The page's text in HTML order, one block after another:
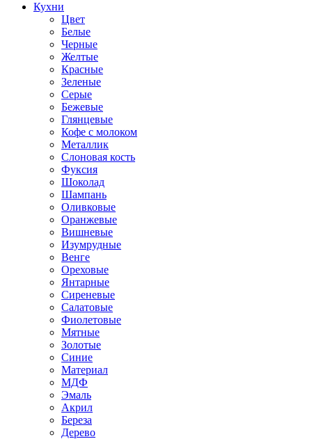
Кухни
Цвет
Белые
Черные
Желтые
Красные
Зеленые
Серые
Бежевые
Глянцевые
Кофе с молоком
Металлик
Слоновая кость
Фуксия
Шоколад
Шампань
Оливковые
Оранжевые
Вишневые
Изумрудные
Венге
Ореховые
Янтарные
Сиреневые
Салатовые
Фиолетовые
Мятные
Золотые
Синие
Материал
МДФ
Эмаль
Акрил
Береза
Дерево